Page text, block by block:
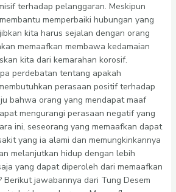
terhadap pelanggaran. Meskipun
memperbaiki hubungan yang
kita harus sejalan dengan orang
memaafkan membawa kedamaian
kita dari kemarahan korosif.
perdebatan tentang apakah
perasaan positif terhadap
bahwa orang yang mendapat maaf
mengurangi perasaan negatif yang
ini, seseorang yang memaafkan dapat
yang ia alami dan memungkinkannya
melanjutkan hidup dengan lebih
yang dapat diperoleh dari memaafkan
Berikut jawabannya dari Tung Desem